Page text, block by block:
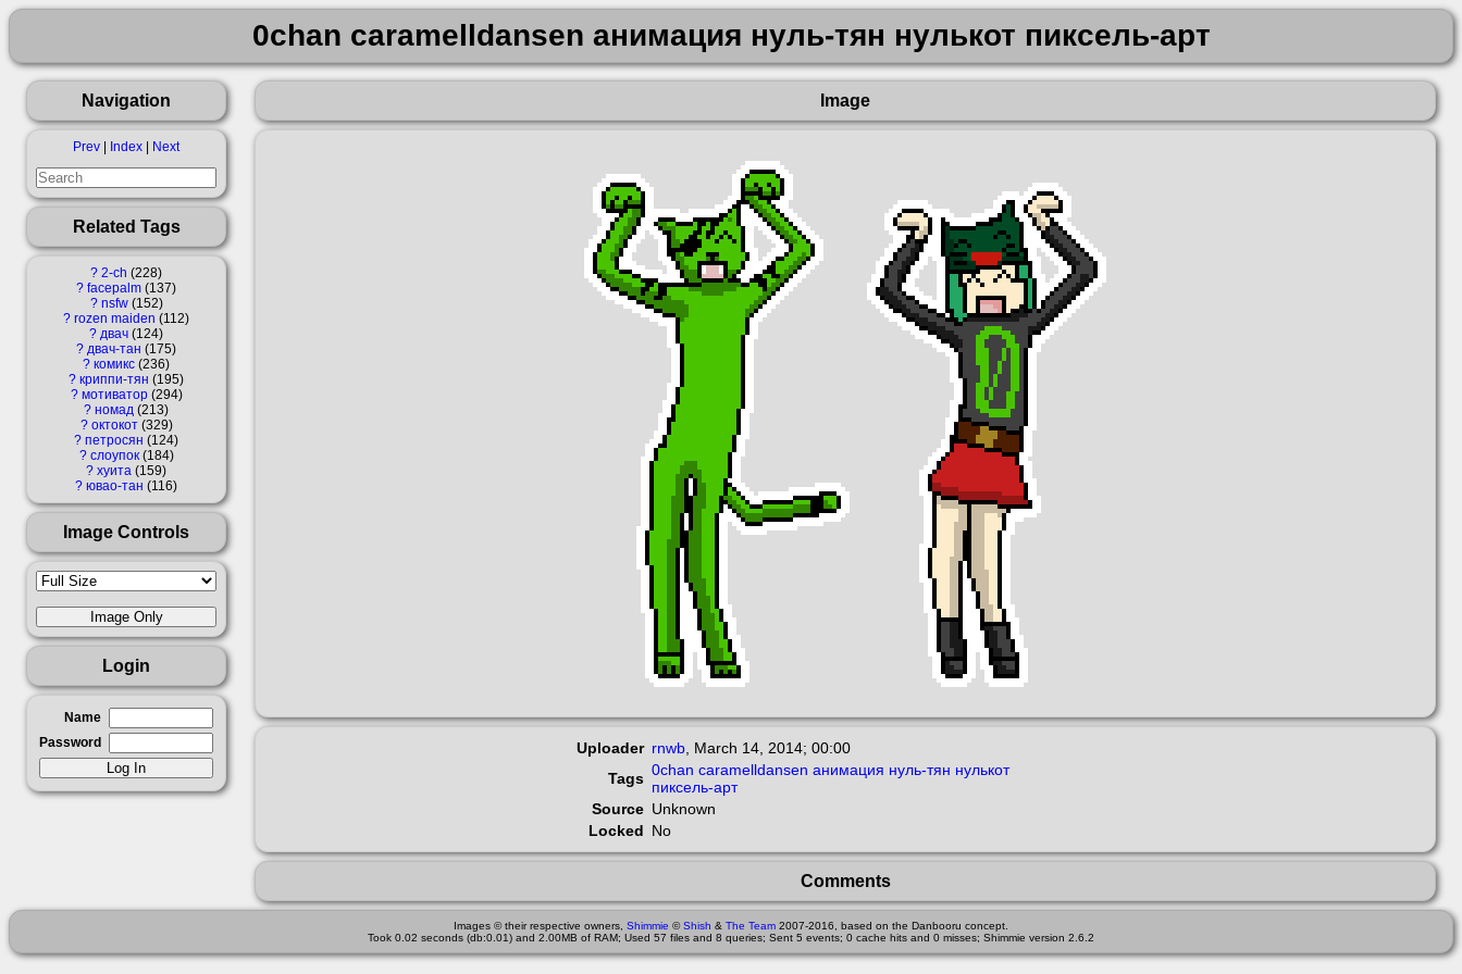
0chan caramelldansen анимация нуль-тян нулькот пиксель-арт
Navigation
Prev Index Next
Related Tags
? 2-ch 228
? facepalm 137
? nsfw 152
? rozen maiden
112
? двач 124
? двач-тан
175
? комикс 236
? криппи-тян
195
? мотиватор 294
? номад 213
? октокот 329
? петросян
124
? слоупок 184
? хуита 159
? ювао-тан 116
Image Controls
Login
Name
Password
Image
Uploader rnwb March 14, 2014; 00:00
Tags 0chan caramelldansen анимация нуль-тян нулькот
пиксель-арт
Source Unknown
Locked No
Comments
Images © their respective owners, Shimmie ©Shish & The Team 2007-2016, based on the Danbooru concept.
Took 0.02 seconds (db:0.01) and 2.00MB of RAM; Used 57 files and 8 queries; Sent 5 events; 0 cache hits and 0 misses; Shimmie version 2.6.2